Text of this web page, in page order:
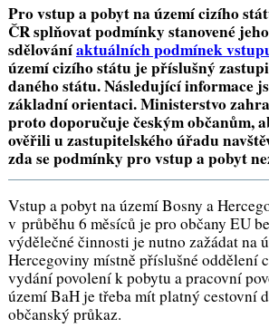
Pro vstup a pobyt na území cizího
ČR splňovat podmínky stanovené
sdělováníaktuálních podmínek
území cizího státu je příslušný
daného státu. Následující informace
základní orientaci. Ministerstvo
proto doporučuje českým občanům,
ověřili u zastupitelského úřadu
zda se podmínky pro vstup a pobyt
Vstup a pobyt na území Bosny a
v průběhu 6 měsíců je pro občany EU
výdělečné činnosti je nutno zažádat na
Hercegoviny místně příslušné oddělení
vydání povolení k pobytu a pracovní
území BaH je třeba mít platný cestovní
občanský průkaz.